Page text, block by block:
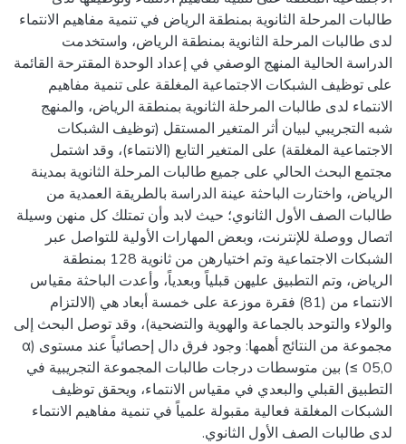
طالبات المرحلة الثانوية بمنطقة الرياض في تنمية مفاهيم الانتماء
لدى طالبات المرحلة الثانوية بمنطقة الرياض، واستخدمت
الدراسة الحالية المنهج الوصفي في إعداد الوحدة المقترحة القائمة
على توظيف الشبكات الاجتماعية المغلقة على تنمية مفاهيم
الانتماء لدى طالبات المرحلة الثانوية بمنطقة الرياض، والمنهج
شبه التجريبي لبيان أثر المتغير المستقل (توظيف الشبكات
الاجتماعية المغلقة) على المتغير التابع (الانتماء)، وقد اشتمل
مجتمع البحث الحالي على جميع طالبات المرحلة الثانوية بمدينة
الرياض، واختارت الباحثة عينة الدراسة بالطريقة العمدية من
طالبات الصف الأول الثانوي؛ حيث لابد وأن تمتلك كل منهن وسيلة
اتصال ووصلة للإنترنت، وبعض المهارات الأولية للتواصل عبر
الشبكات الاجتماعية وتم اختيارهن من ثانوية 128 بمنطقة
الرياض، وتم التطبيق عليهن قبلياً وبعدياً، وأعدت الباحثة مقياس
الانتماء من (81) فقرة موزعة على خمسة أبعاد هي (الالتزام
والولاء والتوحد بالجماعة والهوية والتضحية)، وقد توصل البحث إلى
مجموعة من النتائج أهمها: وجود فرق دال إحصائياً عند مستوى (α
≤ 05,0) بين متوسطات درجات طالبات المجموعة التجريبية في
التطبيق القبلي والبعدي في مقياس الانتماء، ويحقق توظيف
الشبكات المغلقة فعالية مقبولة علمياً في تنمية مفاهيم الانتماء
لدى طالبات الصف الأول الثانوي.